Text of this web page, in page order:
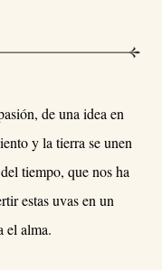
de una idea en
y la tierra se unen
tiempo, que nos ha
estas uvas en un
el alma.